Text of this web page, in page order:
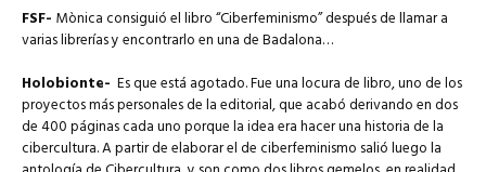
FSF- Mònica consiguió el libro “Ciberfeminismo” después de llamar a
varias librerías y encontrarlo en una de Badalona…
Holobionte- Es que está agotado. Fue una locura de libro, uno de los
proyectos más personales de la editorial, que acabó derivando en dos
de 400 páginas cada uno porque la idea era hacer una historia de la
cibercultura. A partir de elaborar el de ciberfeminismo salió luego la